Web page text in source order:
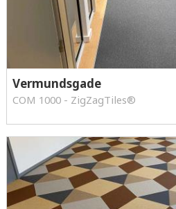
Vermundsgade
COM 1000 - ZigZagTiles®